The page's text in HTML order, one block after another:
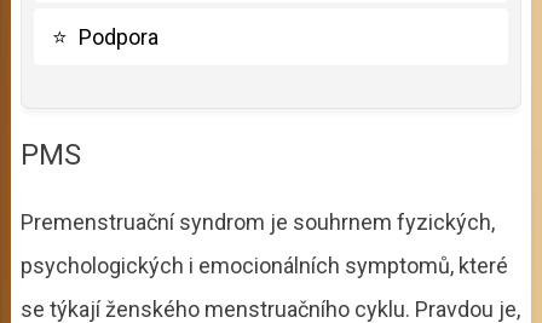
⭐ Podpora
PMS
Premenstruační syndrom je souhrnem fyzických,
psychologických i emocionálních symptomů, které
se týkají ženského menstruačního cyklu. Pravdou je,